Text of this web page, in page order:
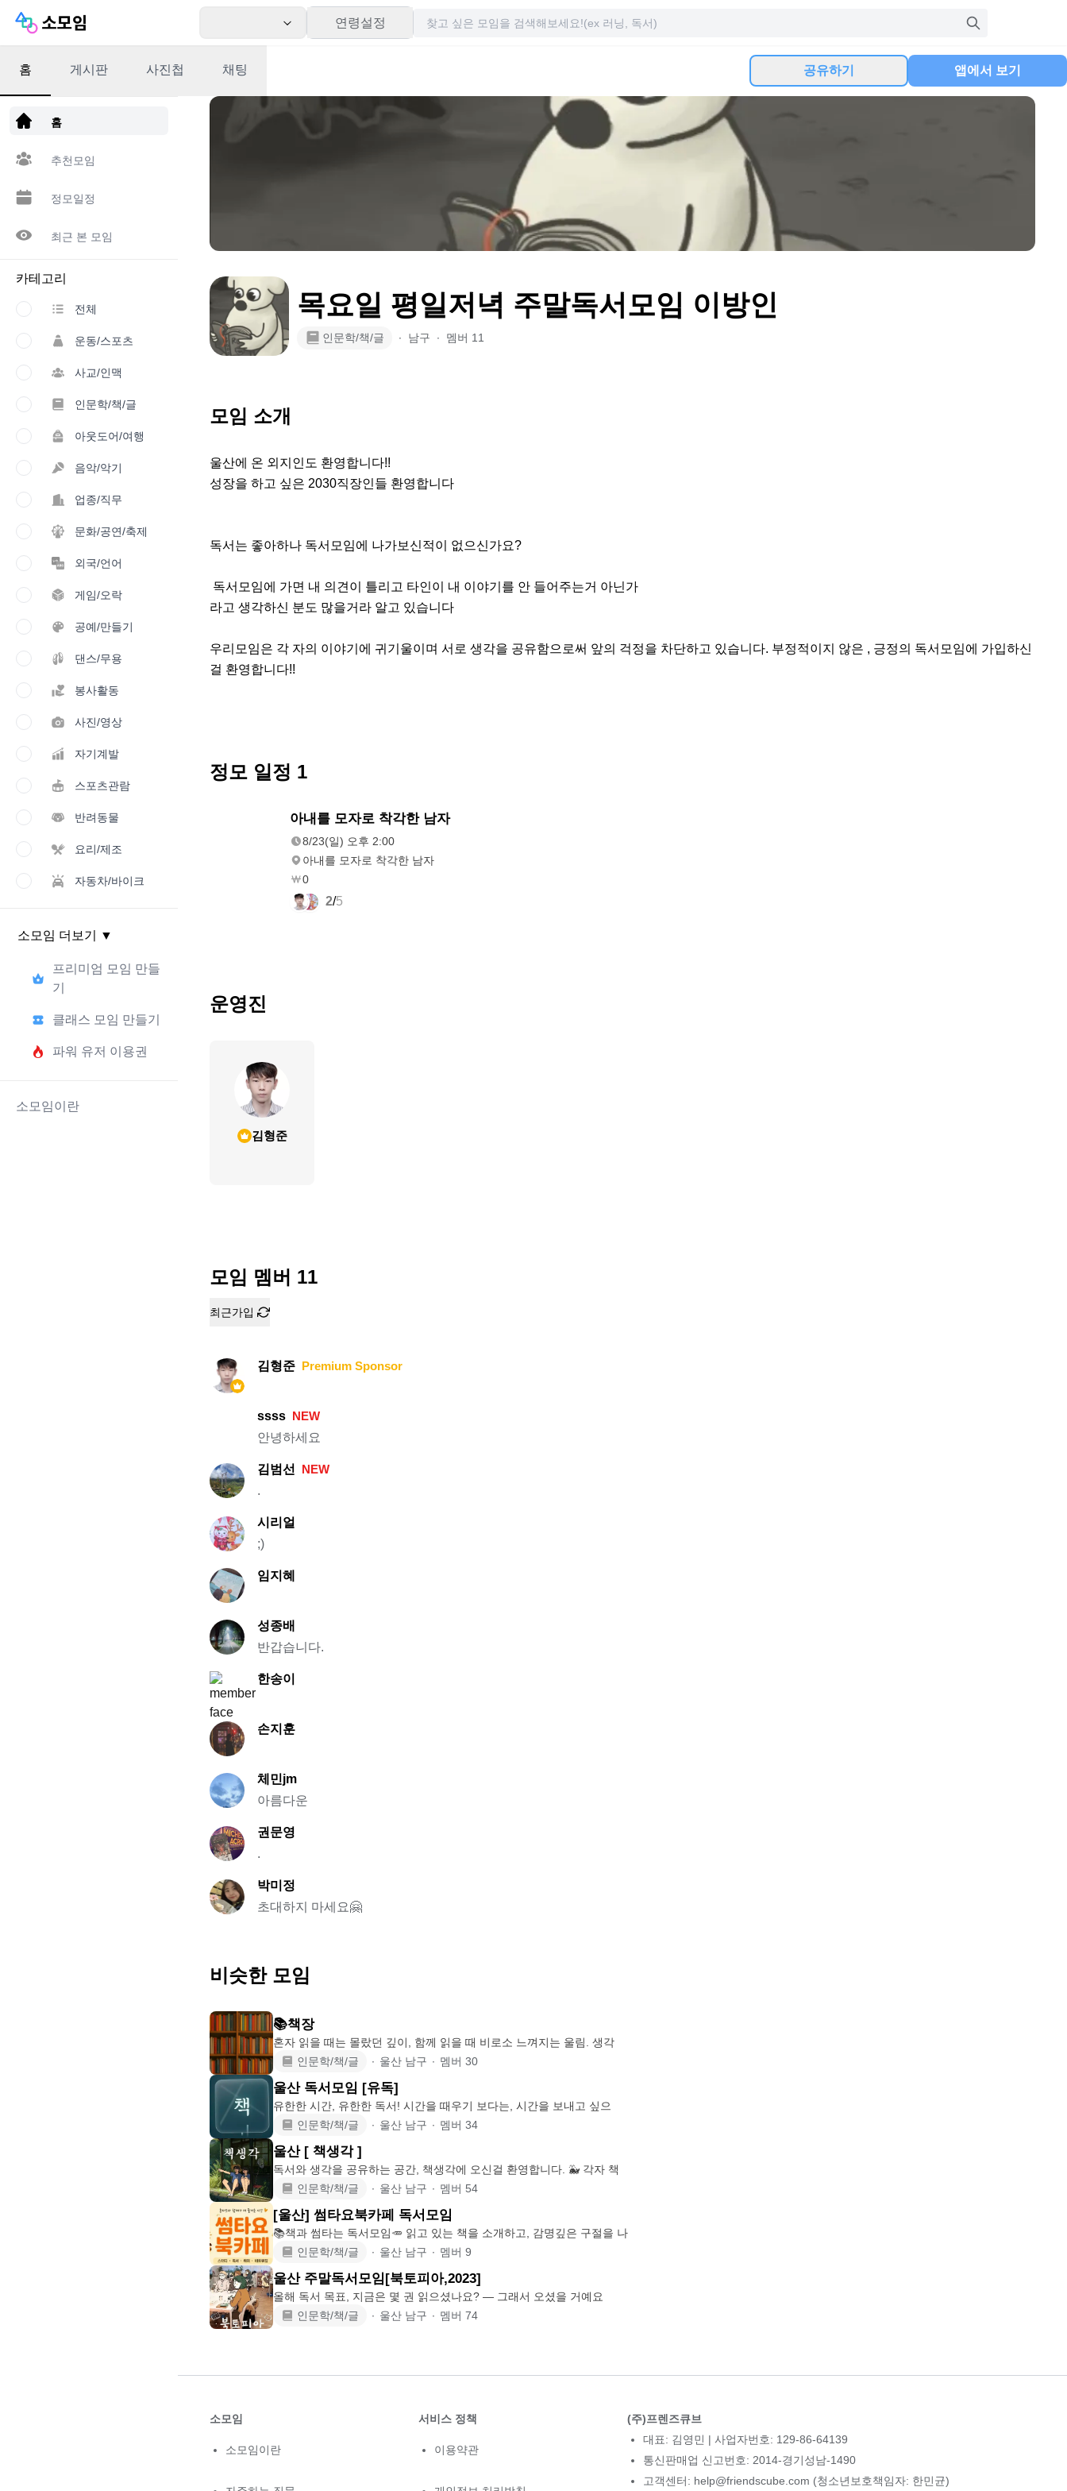
연령설정
앱 다운로드
홈
추천모임
정모일정
최근 본 모임
카테고리
전체
운동/스포츠
사교/인맥
인문학/책/글
아웃도어/여행
음악/악기
업종/직무
문화/공연/축제
외국/언어
게임/오락
공예/만들기
댄스/무용
봉사활동
사진/영상
자기계발
스포츠관람
반려동물
요리/제조
자동차/바이크
소모임 더보기 ▼
프리미엄 모임 만들
기
클래스 모임 만들기
파워 유저 이용권
소모임이란
홈 게시판 사진첩 채팅 공유하기 앱에서 보기
목요일 평일저녁 주말독서모임 이방인
인문학/책/글 ∙ 남구 ∙ 멤버 11
모임 소개
울산에 온 외지인도 환영합니다!!
성장을 하고 싶은 2030직장인들 환영합니다
독서는 좋아하나 독서모임에 나가보신적이 없으신가요?
라고 생각하신 분도 많을거라 알고 있습니다
우리모임은 각 자의 이야기에 귀기울이며 서로 생각을 공유함으로써 앞의 걱정을 차단하고 있습니다. 부정적이지 않은 , 긍정의 독서모임에 가입하신
걸 환영합니다!!
정모 일정 1
아내를 모자로 착각한 남자
8/23(일) 오후 2:00
아내를 모자로 착각한 남자
0
2/5
운영진
김형준
모임 멤버 11
최근가입
김형준 Premium Sponsor
ssss NEW
안녕하세요
김범선
NEW
.
시리얼
;)
임지혜
성종배
반갑습니다.
한송이
손지훈
체민jm
아름다운
권문영
.
박미정
초대하지 마세요🤗
비슷한 모임
📚책장
혼자 읽을 때는 몰랐던 깊이, 함께 읽을 때 비로소 느껴지는 울림. 생각
인문학/책/글
∙ 울산 남구 ∙ 멤버 30
울산 독서모임 [유독]
유한한 시간, 유한한 독서! 시간을 때우기 보다는, 시간을 보내고 싶으
인문학/책/글
∙ 울산 남구 ∙ 멤버 34
울산 [ 책생각 ]
독서와 생각을 공유하는 공간, 책생각에 오신걸 환영합니다. 🐳 각자 책
인문학/책/글
∙ 울산 남구 ∙ 멤버 54
[울산] 썸타요북카페 독서모임
📚책과 썸타는 독서모임🥕 읽고 있는 책을 소개하고, 감명깊은 구절을 나
인문학/책/글
∙ 울산 남구 ∙ 멤버 9
울산 주말독서모임[북토피아,2023]
올해 독서 목표, 지금은 몇 권 읽으셨나요? — 그래서 오셨을 거예요
인문학/책/글
∙ 울산 남구 ∙ 멤버 74
소모임
소모임이란
서비스 정책
이용약관
(주)프렌즈큐브
대표: 김영민 | 사업자번호: 129-86-64139
통신판매업 신고번호: 2014-경기성남-1490
고객센터: help@friendscube.com (청소년보호책임자: 한민균)